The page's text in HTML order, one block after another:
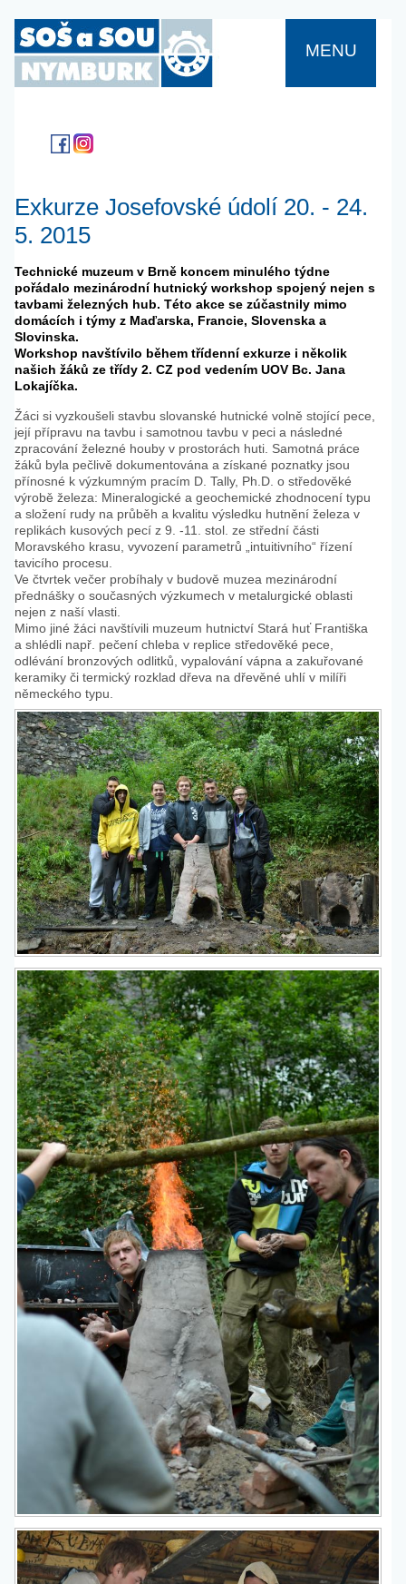
MENU
Exkurze Josefovské údolí 20. - 24.
5. 2015
Technické muzeum v Brně koncem minulého týdne
pořádalo mezinárodní hutnický workshop spojený nejen s
tavbami železných hub. Této akce se zúčastnily mimo
domácích i týmy z Maďarska, Francie, Slovenska a
Slovinska.
Workshop navštívilo během třídenní exkurze i několik
našich žáků ze třídy 2. CZ pod vedením UOV Bc. Jana
Lokajíčka.
Žáci si vyzkoušeli stavbu slovanské hutnické volně stojící pece,
její přípravu na tavbu i samotnou tavbu v peci a následné
zpracování železné houby v prostorách huti. Samotná práce
žáků byla pečlivě dokumentována a získané poznatky jsou
přínosné k výzkumným pracím D. Tally, Ph.D. o středověké
výrobě železa: Mineralogické a geochemické zhodnocení typu
a složení rudy na průběh a kvalitu výsledku hutnění železa v
replikách kusových pecí z 9. -11. stol. ze střední části
Moravského krasu, vyvození parametrů „intuitivního“ řízení
tavicího procesu.
Ve čtvrtek večer probíhaly v budově muzea mezinárodní
přednášky o současných výzkumech v metalurgické oblasti
nejen z naší vlasti.
Mimo jiné žáci navštívili muzeum hutnictví Stará huť Františka
a shlédli např. pečení chleba v replice středověké pece,
odlévání bronzových odlitků, vypalování vápna a zakuřované
keramiky či termický rozklad dřeva na dřevěné uhlí v milíři
německého typu.